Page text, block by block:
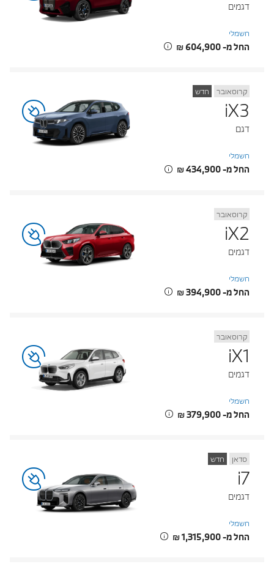
דגמים
חשמלי
החל מ- ‏604,900 ‏₪
קרוסאובר חדש
iX3
דגם
חשמלי
החל מ- ‏434,900 ‏₪
קרוסאובר
iX2
דגמים
חשמלי
החל מ- ‏394,900 ‏₪
קרוסאובר
iX1
דגמים
חשמלי
החל מ- ‏379,900 ‏₪
סדאן חדש
i7
דגמים
חשמלי
החל מ- ‏1,315,900 ‏₪